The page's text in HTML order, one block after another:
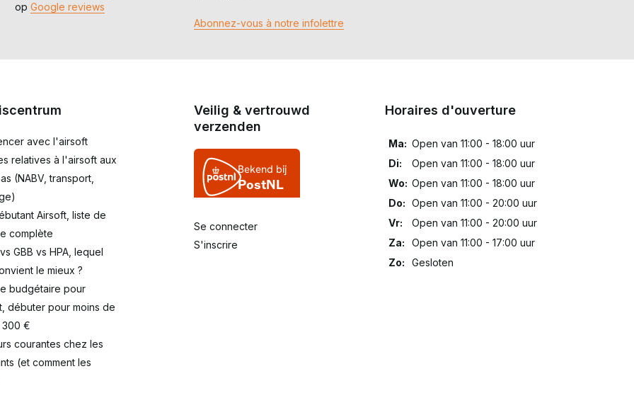
op Google reviews
Abonnez-vous à notre infolettre
avec l'airsoft
relatives à l'airsoft aux
(NABV, transport,
Airsoft, liste de
complète
GBB vs HPA, lequel
le mieux ?
budgétaire pour
débuter pour moins de
300 €
courantes chez les
(et comment les
Veilig & vertrouwd
verzenden
Se connecter
S'inscrire
Horaires d'ouverture
Ma: Open van 11:00 - 18:00 uur
Di:
Open van 11:00 - 18:00 uur
Wo: Open van 11:00 - 18:00 uur
Do: Open van 11:00 - 20:00 uur
Vr:
Open van 11:00 - 20:00 uur
Za:
Open van 11:00 - 17:00 uur
Zo:
Gesloten